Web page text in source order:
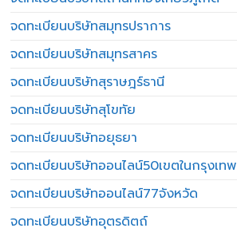
จดทะเบียนบริษัทสมุทรปราการ
จดทะเบียนบริษัทสมุทรสาคร
จดทะเบียนบริษัทสุราษฎร์ธานี
จดทะเบียนบริษัทสุโขทัย
จดทะเบียนบริษัทอยุธยา
จดทะเบียนบริษัทออนไลน์50เขตในกรุงเทพ
จดทะเบียนบริษัทออนไลน์77จังหวัด
จดทะเบียนบริษัทอุตรดิตถ์